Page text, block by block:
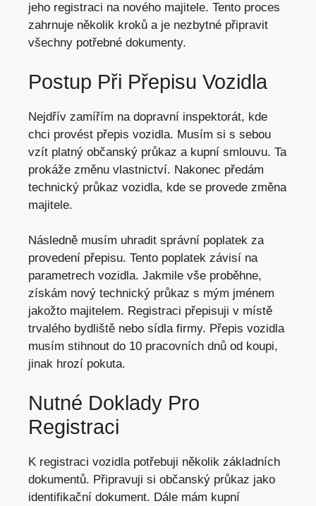
jeho registraci na nového majitele. Tento proces
zahrnuje několik kroků a je nezbytné připravit
všechny potřebné dokumenty.
Postup Při Přepisu Vozidla
Nejdřív zamířím na dopravní inspektorát, kde
chci provést přepis vozidla. Musím si s sebou
vzít platný občanský průkaz a kupní smlouvu. Ta
prokáže změnu vlastnictví. Nakonec předám
technický průkaz vozidla, kde se provede změna
majitele.
Následně musím uhradit správní poplatek za
provedení přepisu. Tento poplatek závisí na
parametrech vozidla. Jakmile vše proběhne,
získám nový technický průkaz s mým jménem
jakožto majitelem. Registraci přepisuji v místě
trvalého bydliště nebo sídla firmy. Přepis vozidla
musím stihnout do 10 pracovních dnů od koupi,
jinak hrozí pokuta.
Nutné Doklady Pro
Registraci
K registraci vozidla potřebuji několik základních
dokumentů. Připravuji si občanský průkaz jako
identifikační dokument. Dále mám kupní